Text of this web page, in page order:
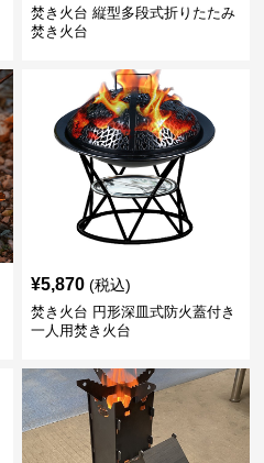
焚き火台 縦型多段式折りたたみ
焚き火台
¥5,870 (税込)
焚き火台 円形深皿式防火蓋付き
一人用焚き火台